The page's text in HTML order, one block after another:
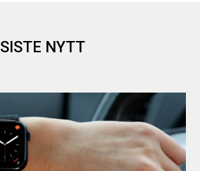
SISTE NYTT